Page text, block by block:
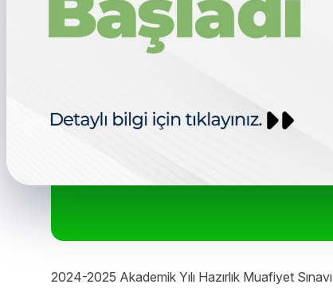
2024-2025 Akademik Yılı Hazırlık Muafiyet Sınavı